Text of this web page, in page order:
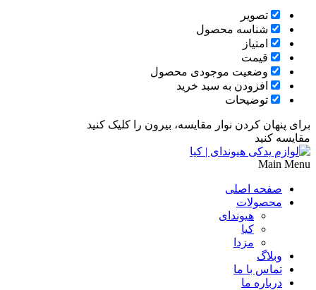
تصویر
شناسه محصول
امتیاز
قیمت
وضعیت موجودی محصول
افزودن به سبد خرید
توضیحات
برای پنهان کردن نوار مقایسه، بیرون را کلیک کنید
مقایسه کنید
Main Menu
صفحه اصلی
محصولات
هیوندای
کیا
مزدا
وبلاگ
تماس با ما
درباره ما